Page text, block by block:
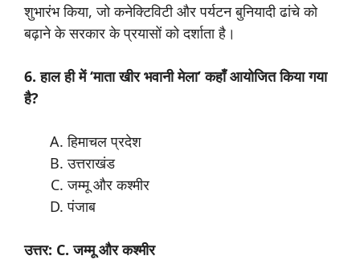
शुभारंभ किया, जो कनेक्टिविटी और पर्यटन बुनियादी ढांचे को
बढ़ाने के सरकार के प्रयासों को दर्शाता है।
6. हाल ही में ‘माता खीर भवानी मेला’ कहाँ आयोजित किया गया
है?
हिमाचल प्रदेश
उत्तराखंड
जम्मू और कश्मीर
पंजाब
उत्तर: C. जम्मू और कश्मीर